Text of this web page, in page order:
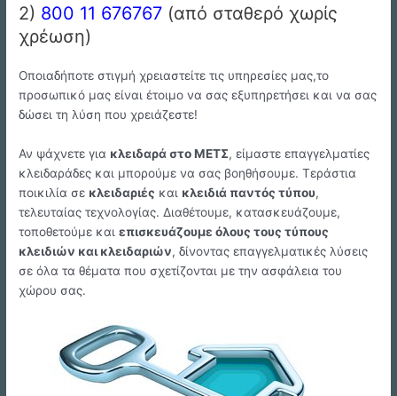
2) 800 11 676767 (από σταθερό χωρίς
χρέωση)
Οποιαδήποτε στιγμή χρειαστείτε τις υπηρεσίες μας,το
προσωπικό μας είναι έτοιμο να σας εξυπηρετήσει και να σας
δώσει τη λύση που χρειάζεστε!
Αν ψάχνετε για κλειδαρά στο ΜΕΤΣ, είμαστε επαγγελματίες
κλειδαράδες και μπορούμε να σας βοηθήσουμε. Τεράστια
ποικιλία σε κλειδαριές και κλειδιά παντός τύπου,
τελευταίας τεχνολογίας. Διαθέτουμε, κατασκευάζουμε,
τοποθετούμε καιεπισκευάζουμε όλους τους τύπους
κλειδιών και κλειδαριών, δίνοντας επαγγελματικές λύσεις
σε όλα τα θέματα που σχετίζονται με την ασφάλεια του
χώρου σας.